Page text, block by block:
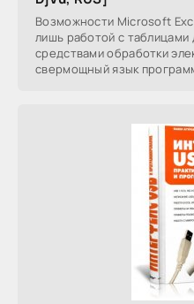
Возможности Microsoft
лишь работой с
средствами обработки
свермощный язык